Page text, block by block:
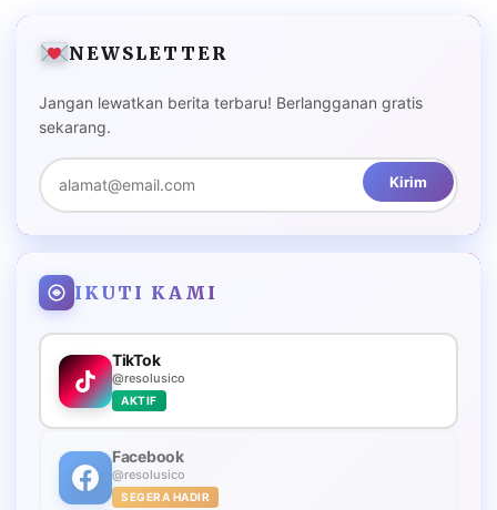
NEWSLETTER
Jangan lewatkan berita terbaru! Berlangganan gratis
sekarang.
Kirim
IKUTI KAMI
TikTok
@resolusico
AKTIF
Facebook
@resolusico
SEGERA HADIR